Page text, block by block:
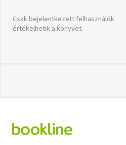
Csak bejelentkezett felhasználók
értékelhetik a könyvet.